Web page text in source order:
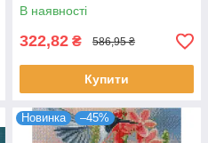
В наявності
322,82 ₴ 586,95 ₴
Купити
Новинка –45%